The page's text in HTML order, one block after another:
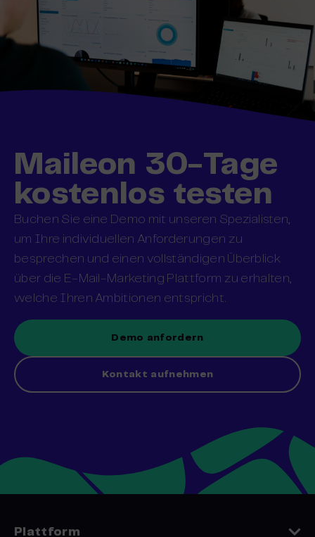
Maileon 30-Tage
kostenlos testen
Buchen Sie eine Demo mit unseren Spezialisten,
um Ihre individuellen Anforderungen zu
besprechen und einen vollständigen Überblick
über die E-Mail-Marketing Plattform zu erhalten,
welche Ihren Ambitionen entspricht.
Demo anfordern
Kontakt aufnehmen
Plattform